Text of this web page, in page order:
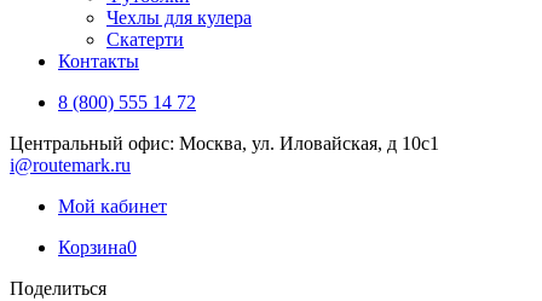
Чехлы для кулера
Скатерти
Контакты
8 (800) 555 14 72
Центральный офис: Москва, ул. Иловайская, д 10с1
i@routemark.ru
Мой кабинет
Корзина0
Поделиться